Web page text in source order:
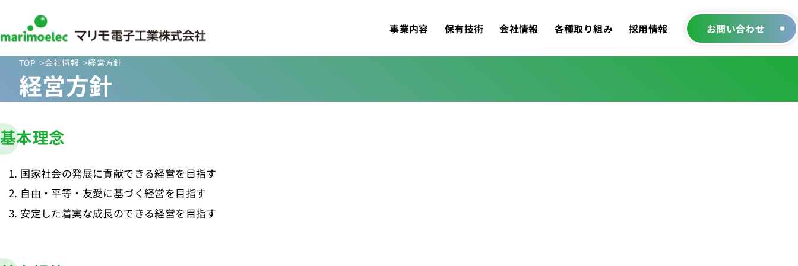
事業内容 保有技術 会社情報 各種取り組み 採用情報 お問い合わせ
TOP 会社情報 経営方針
経営方針
基本理念
国家社会の発展に貢献できる経営を目指す
自由・平等・友愛に基づく経営を目指す
安定した着実な成長のできる経営を目指す